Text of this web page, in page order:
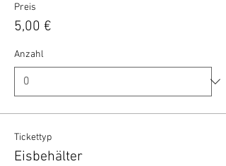
Preis
5,00 €
Anzahl
Tickettyp
Eisbehälter